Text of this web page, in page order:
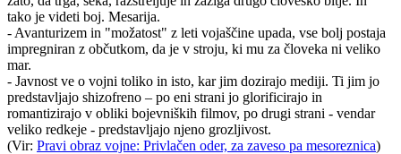
tako je videti boj. Mesarija.
- Avanturizem in "možatost" z leti vojaščine upada, vse bolj postaja
impregniran z občutkom, da je v stroju, ki mu za človeka ni veliko
mar.
- Javnost ve o vojni toliko in isto, kar jim dozirajo mediji. Ti jim jo
predstavljajo shizofreno – po eni strani jo glorificirajo in
romantizirajo v obliki bojevniških filmov, po drugi strani - vendar
veliko redkeje - predstavljajo njeno grozljivost.
(Vir: Pravi obraz vojne: Privlačen oder, za zaveso pa mesoreznica)